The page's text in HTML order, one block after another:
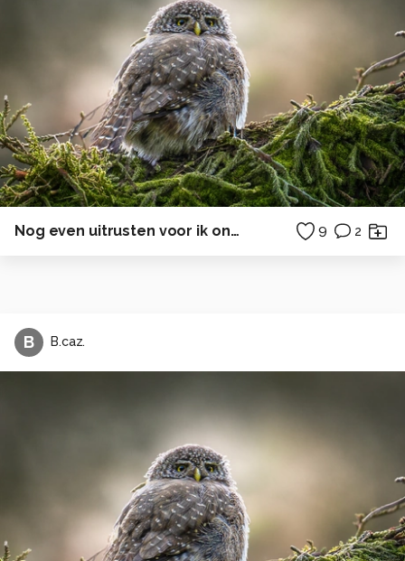
Nog even uitrusten voor ik onder ga. 9 2
B B.caz.